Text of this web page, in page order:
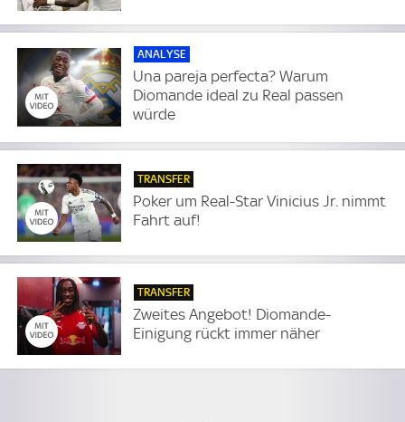
ANALYSE
Una pareja perfecta? Warum
Diomande ideal zu Real passen
würde
TRANSFER
Poker um Real-Star Vinicius Jr. nimmt
Fahrt auf!
TRANSFER
Zweites Angebot! Diomande-
Einigung rückt immer näher